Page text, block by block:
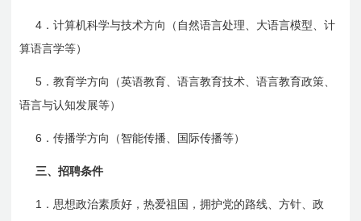
4 ．计算机科学与技术方向（自然语言处理、大语言模型、计
算语言学等）
5 ．教育学方向（英语教育、语言教育技术、语言教育政策、
语言与认知发展等）
6 ．传播学方向（智能传播、国际传播等）
三、招聘条件
1 ．思想政治素质好，热爱祖国，拥护党的路线、方针、政